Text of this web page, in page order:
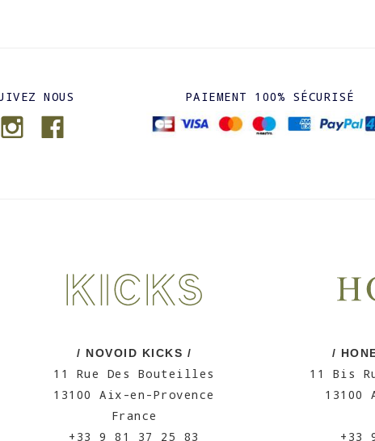
NOUS PAIEMENT 100% SÉCURISÉ
/ NOVOID KICKS /
11 Rue Des Bouteilles
13100 Aix-en-Provence
France
+33 9 81 37 25 83
/
11 Bis
13100
+33